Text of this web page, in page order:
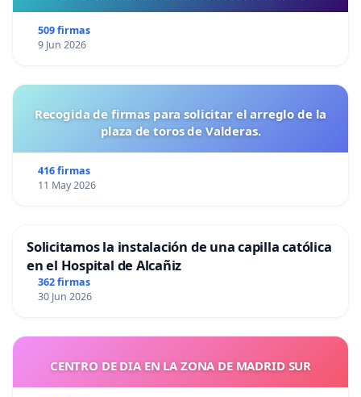
509 firmas
9 Jun 2026
Recogida de firmas para solicitar el arreglo de la
plaza de toros de Valderas.
416 firmas
11 May 2026
Solicitamos la instalación de una capilla católica
en el Hospital de Alcañiz
362 firmas
30 Jun 2026
CENTRO DE DIA EN LA ZONA DE MADRID SUR